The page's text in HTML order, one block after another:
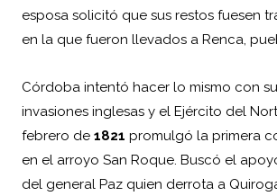
esposa solicitó que sus restos fuesen
en la que fueron llevados a Renca,
Córdoba intentó hacer lo mismo con
invasiones inglesas y el Ejército del
febrero de 1821 promulgó la primera
en el arroyo San Roque. Buscó el
del general Paz quien derrota a